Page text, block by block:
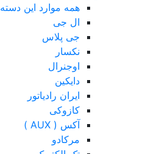
همه موارد این دسته
ال جی
جی پلاس
نکسار
اوجنرال
دایکین
ایران رادیاتور
کازوکی
آکس ( AUX )
مرکادو